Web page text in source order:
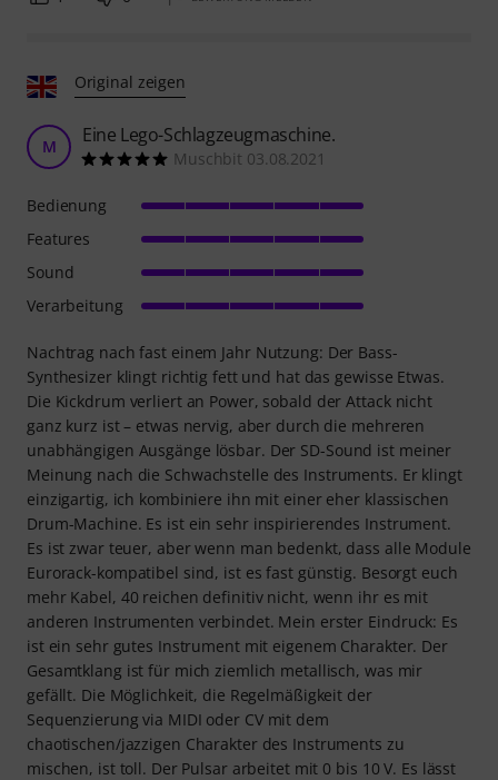
Original zeigen
M Eine Lego-Schlagzeugmaschine.
Muschbit 03.08.2021
Nachtrag nach fast einem Jahr Nutzung: Der Bass-
Synthesizer klingt richtig fett und hat das gewisse Etwas.
Die Kickdrum verliert an Power, sobald der Attack nicht
ganz kurz ist – etwas nervig, aber durch die mehreren
unabhängigen Ausgänge lösbar. Der SD-Sound ist meiner
Meinung nach die Schwachstelle des Instruments. Er klingt
einzigartig, ich kombiniere ihn mit einer eher klassischen
Drum-Machine. Es ist ein sehr inspirierendes Instrument.
Es ist zwar teuer, aber wenn man bedenkt, dass alle Module
Eurorack-kompatibel sind, ist es fast günstig. Besorgt euch
mehr Kabel, 40 reichen definitiv nicht, wenn ihr es mit
anderen Instrumenten verbindet. Mein erster Eindruck: Es
ist ein sehr gutes Instrument mit eigenem Charakter. Der
Gesamtklang ist für mich ziemlich metallisch, was mir
gefällt. Die Möglichkeit, die Regelmäßigkeit der
Sequenzierung via MIDI oder CV mit dem
chaotischen/jazzigen Charakter des Instruments zu
mischen, ist toll. Der Pulsar arbeitet mit 0 bis 10 V. Es lässt
Bedienung
Features
Sound
Verarbeitung